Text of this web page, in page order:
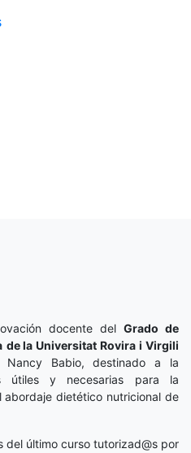
docente delGrado de
de la Universitat Rovira i Virgili
Babio, destinado a la
útiles y necesarias para la
dietético nutricional de
del último curso tutorizad@s por